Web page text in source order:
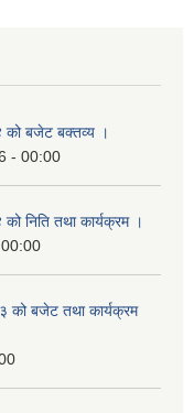
को बजेट बक्तव्य ।
- 00:00
निति तथा कार्यक्रम ।
को बजेट तथा कार्यक्रम